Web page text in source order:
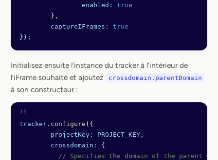
		enabled:
true
	},
	captureIFrames:
true
});
Initialisez ensuite l’instance du tracker à l’intérieur de
l’iFrame souhaité et ajoutez
crossdomain.parentDomain
à son constructeur :
tracker . configure ({
	projectKey:
PROJECT_KEY ,
	crossdomain:
{
// Specifies the domain of the parent